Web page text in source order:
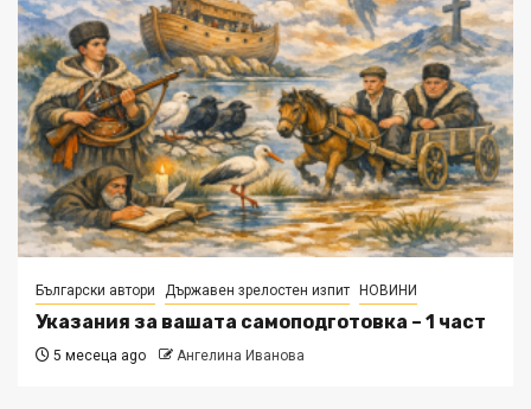
Български автори Държавен зрелостен изпит НОВИНИ
Указания за вашата самоподготовка – 1 част
5 месеца ago Ангелина Иванова